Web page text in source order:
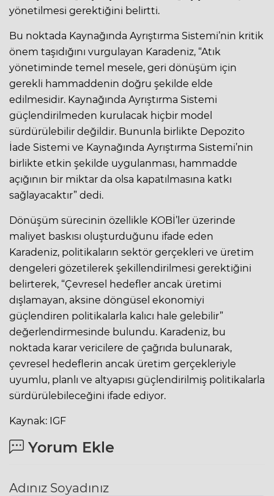
yönetilmesi gerektiğini belirtti.
Bu noktada Kaynağında Ayrıştırma Sistemi’nin kritik
önem taşıdığını vurgulayan Karadeniz, “Atık
yönetiminde temel mesele, geri dönüşüm için
gerekli hammaddenin doğru şekilde elde
edilmesidir. Kaynağında Ayrıştırma Sistemi
güçlendirilmeden kurulacak hiçbir model
sürdürülebilir değildir. Bununla birlikte Depozito
İade Sistemi ve Kaynağında Ayrıştırma Sistemi’nin
birlikte etkin şekilde uygulanması, hammadde
açığının bir miktar da olsa kapatılmasına katkı
sağlayacaktır” dedi.
Dönüşüm sürecinin özellikle KOBİ’ler üzerinde
maliyet baskısı oluşturduğunu ifade eden
Karadeniz, politikaların sektör gerçekleri ve üretim
dengeleri gözetilerek şekillendirilmesi gerektiğini
belirterek, “Çevresel hedefler ancak üretimi
dışlamayan, aksine döngüsel ekonomiyi
güçlendiren politikalarla kalıcı hale gelebilir”
değerlendirmesinde bulundu. Karadeniz, bu
noktada karar vericilere de çağrıda bulunarak,
çevresel hedeflerin ancak üretim gerçekleriyle
uyumlu, planlı ve altyapısı güçlendirilmiş politikalarla
sürdürülebileceğini ifade ediyor.
Kaynak: IGF
Yorum Ekle
Adınız Soyadınız